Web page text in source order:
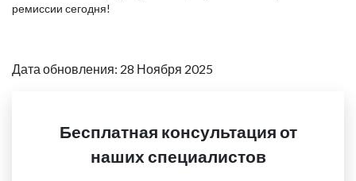
ремиссии сегодня!
Дата обновления: 28 Ноября 2025
Бесплатная консультация от
наших специалистов